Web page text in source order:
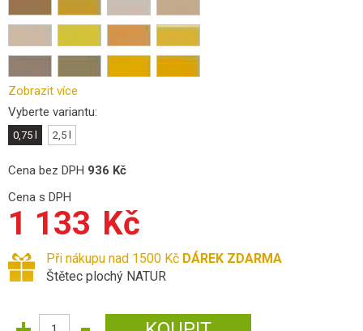
Zobrazit více
Vyberte variantu:
0,75 l 2,5 l
Cena bez DPH 936 Kč
Cena s DPH
1 133 Kč
Při nákupu nad 1500 Kč DÁREK ZDARMA
Štětec plochý NATUR